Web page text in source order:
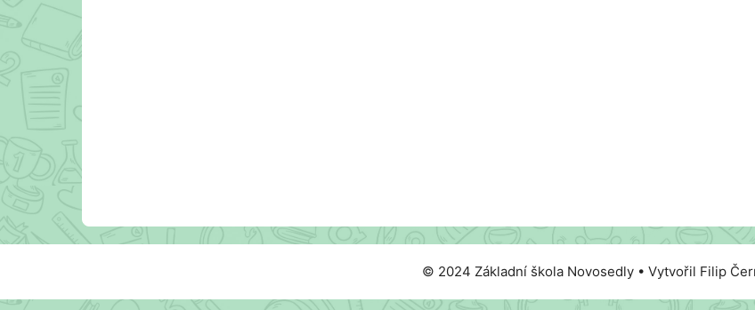
© 2024 Základní škola Novosedly • Vytvořil Filip